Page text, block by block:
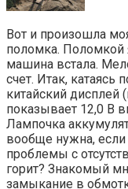
Вот и произошла
поломка. Поломкой
машина встала.
счет. Итак, катаясь
китайский дисплей
показывает 12,0 В
Лампочка
вообще нужна, если
проблемы с
горит? Знакомый
замыкание в